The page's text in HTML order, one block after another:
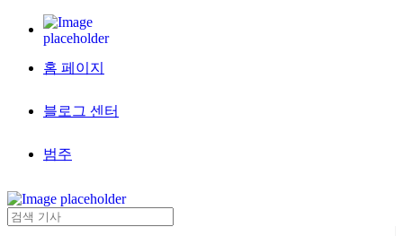
홈 페이지
블로그 센터
범주